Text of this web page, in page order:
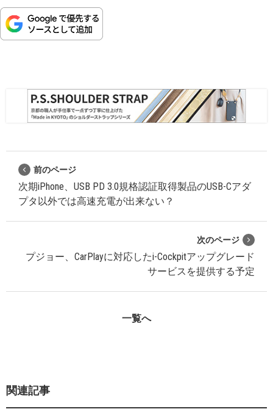
前のページ
次期iPhone、USB PD 3.0規格認証取得製品のUSB-Cアダ
プタ以外では高速充電が出来ない？
次のページ
プジョー、CarPlayに対応したi-Cockpitアップグレード
サービスを提供する予定
一覧へ
関連記事